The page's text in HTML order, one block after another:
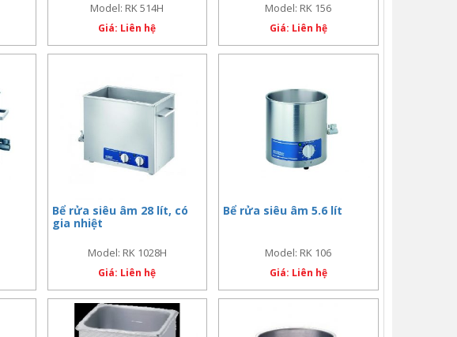
Model: RK 514H
Giá: Liên hệ
Model: RK 156
Giá: Liên hệ
Bể rửa siêu âm 28 lít, có
gia nhiệt
Model: RK 1028H
Giá: Liên hệ
Bể rửa siêu âm 5.6 lít
Model: RK 106
Giá: Liên hệ